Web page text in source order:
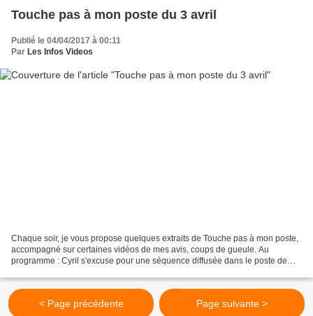
Touche pas à mon poste du 3 avril
Publié le 04/04/2017 à 00:11
Par Les Infos Videos
Chaque soir, je vous propose quelques extraits de Touche pas à mon poste,
accompagné sur certaines vidéos de mes avis, coups de gueule. Au
programme : Cyril s'excuse pour une séquence diffusée dans le poste de
< Page précédente Page suivante >